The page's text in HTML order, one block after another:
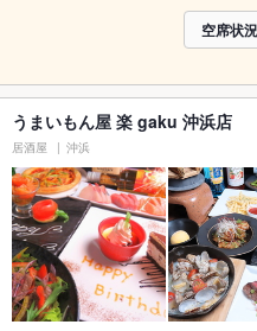
空席状
うまいもん屋 楽 gaku 沖浜店
居酒屋 沖浜